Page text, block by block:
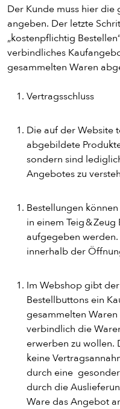
Der Kunde muss hier die
angeben. Der letzte
„kostenpflichtig
verbindliches
gesammelten Waren
Vertragsschluss
Die auf der Website
abgebildete
sondern sind
Angebotes zu
Bestellungen
in einem Teig &
aufgegeben werden.
innerhalb der
Im Webshop gibt
Bestellbuttons ein
gesammelten
verbindlich die
erwerben zu wollen.
keine
durch eine
durch die
Ware das Angebot